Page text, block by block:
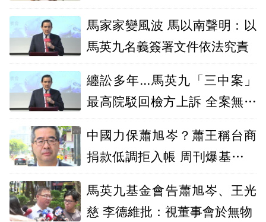
馬家家變風波 馬以南聲明：以
馬英九名義簽署文件依法究責
纏訟多年...馬英九「三中案」
最高院駁回檢方上訴 全案無罪
中國力保蕭旭岑？蕭王稱台商
捐款低調拒入帳 周刊爆基金會
馬英九基金會告蕭旭岑、王光
慈 李德維批：視董事會於無物